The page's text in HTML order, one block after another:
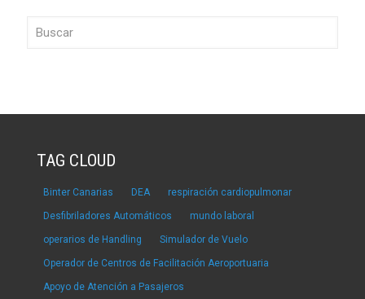
TAG CLOUD
Binter Canarias DEA respiración cardiopulmonar
Desfibriladores Automáticos mundo laboral
operarios de Handling Simulador de Vuelo
Operador de Centros de Facilitación Aeroportuaria
Apoyo de Atención a Pasajeros